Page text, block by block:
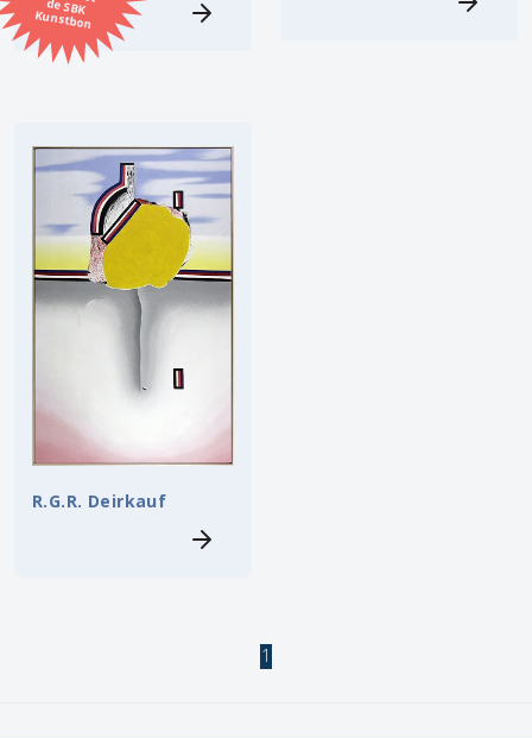
Kunstbon
Kunstenaar
Orientatie
Kleur
Kerncollectie
3 items. Pagina:
R.G.R. Deirkauf
1